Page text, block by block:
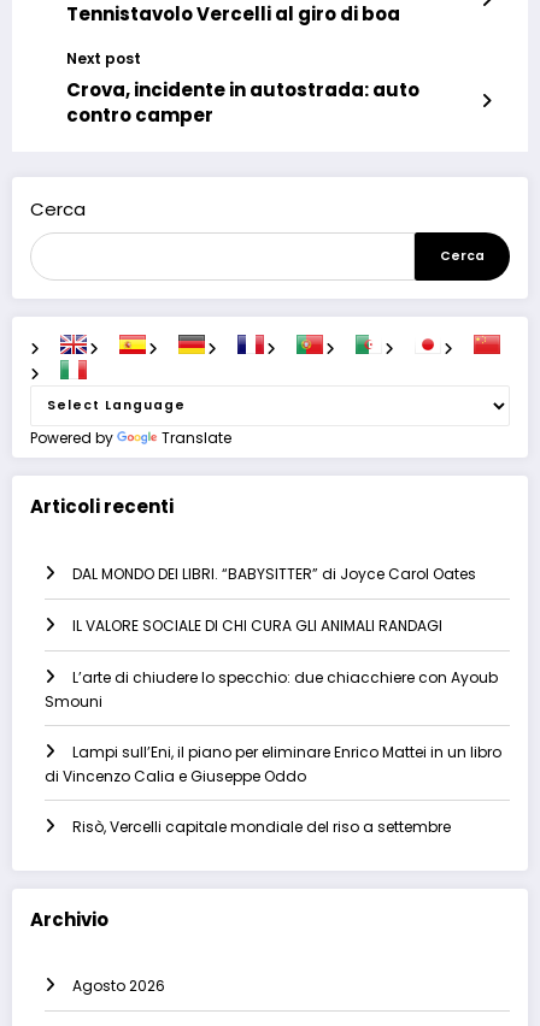
Tennistavolo Vercelli al giro di boa
Next post
Crova, incidente in autostrada: auto
contro camper
Cerca
Cerca
Powered by Translate
Articoli recenti
DAL MONDO DEI LIBRI. “BABYSITTER” di Joyce Carol Oates
IL VALORE SOCIALE DI CHI CURA GLI ANIMALI RANDAGI
L’arte di chiudere lo specchio: due chiacchiere con Ayoub
Smouni
Lampi sull’Eni, il piano per eliminare Enrico Mattei in un libro
di Vincenzo Calia e Giuseppe Oddo
Risò, Vercelli capitale mondiale del riso a settembre
Archivio
Agosto 2026